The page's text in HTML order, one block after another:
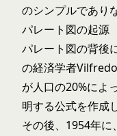
のシンプルであり
パレート図の起源
パレート図の背後
の経済学者
が人口の20%によ
明する公式を作成
その後、1954年に